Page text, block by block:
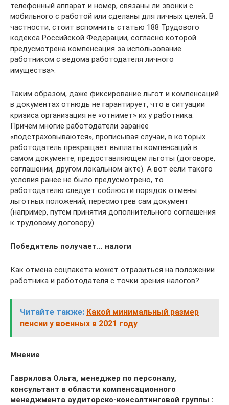
телефонный аппарат и номер, связаны ли звонки с
мобильного с работой или сделаны для личных целей. В
частности, стоит вспомнить статью 188 Трудового
кодекса Российской Федерации, согласно которой
предусмотрена компенсация за использование
работником с ведома ­работодателя личного
имущества».
Таким образом, даже фиксирование льгот и компенсаций
в документах отнюдь не гарантирует, что в ситуации
кризиса организация не «отнимет» их у работника.
Причем многие работодатели заранее
«подстраховываются», прописывая случаи, в которых
работодатель прекращает выплаты компенсаций в
самом документе, предоставляющем льготы (договоре,
соглашении, другом локальном акте). А вот если такого
условия ранее не было предусмотрено, то
работодателю следует соблюсти порядок отмены
льготных положений, пересмотрев сам документ
(например, путем принятия дополнительного соглашения
к трудовому договору).
Победитель получает… налоги
Как отмена соцпакета может отразиться на положении
работника ­и работодателя с точки зрения налогов?
Читайте также: Какой минимальный размер
пенсии у военных в 2021 году
Мнение
Гаврилова Ольга, менеджер по персоналу,
консультант в области компенсационного
менеджмента аудиторско-консалтинговой группы :